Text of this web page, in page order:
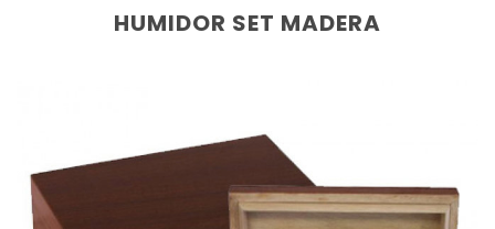
HUMIDOR SET MADERA